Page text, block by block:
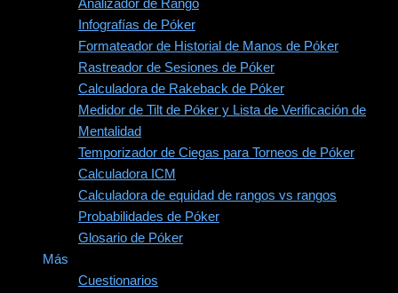
Analizador de Rango
Infografías de Póker
Formateador de Historial de Manos de Póker
Rastreador de Sesiones de Póker
Calculadora de Rakeback de Póker
Medidor de Tilt de Póker y Lista de Verificación de
Mentalidad
Temporizador de Ciegas para Torneos de Póker
Calculadora ICM
Calculadora de equidad de rangos vs rangos
Probabilidades de Póker
Glosario de Póker
Más
Cuestionarios